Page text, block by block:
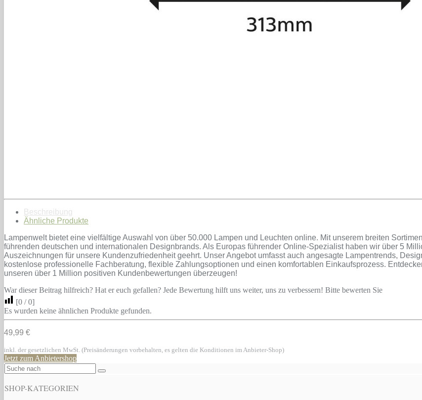
Beschreibung
Ähnliche Produkte
Lampenwelt bietet eine vielfältige Auswahl von über 50.000 Lampen und Leuchten online. Mit unserem breiten
führenden deutschen und internationalen Designbrands. Als Europas führender Online-Spezialist haben wir über 5
Auszeichnungen für unsere Kundenzufriedenheit geehrt. Unser Angebot umfasst auch angesagte Lampentrends,
kostenlose professionelle Fachberatung, flexible Zahlungsoptionen und einen komfortablen Einkaufsprozess.
unseren über 1 Million positiven Kundenbewertungen überzeugen!
War dieser Beitrag hilfreich? Hat er euch gefallen? Jede Bewertung hilft uns weiter, uns zu verbessern! Bitte bewerten Sie
[0 /0]
Es wurden keine ähnlichen Produkte gefunden.
49,99 €
inkl. der gesetzlichen MwSt. (Preisänderungen vorbehalten, es gelten die Konditionen im Anbieter-Shop)
Jetzt zum Anbietershop
SHOP-KATEGORIEN